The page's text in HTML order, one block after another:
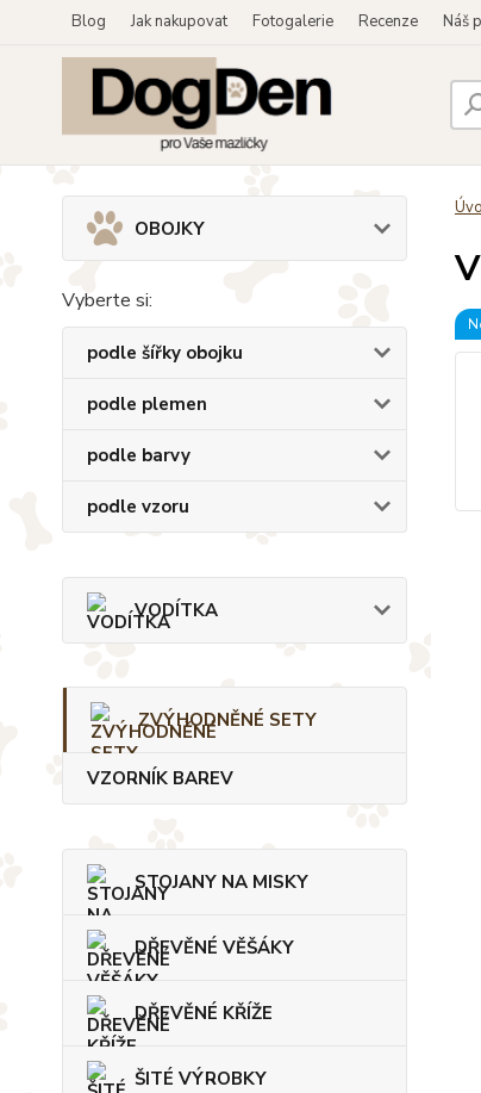
Blog Jak nakupovat Fotogalerie Recenze Náš
OBOJKY
Vyberte si:
podle šířky obojku
podle plemen
podle barvy
podle vzoru
VODÍTKA
ZVÝHODNĚNÉ SETY
VZORNÍK BAREV
STOJANY NA MISKY
DŘEVĚNÉ VĚŠÁKY
DŘEVĚNÉ KŘÍŽE
ŠITÉ VÝROBKY